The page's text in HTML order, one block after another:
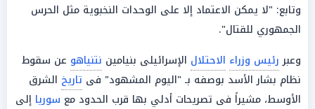
وتابع: "لا يمكن الاعتماد إلا على الوحدات النخبوية مثل الحرس
الجمهوري للقتال".
وعبررئيس وزراء الاحتلال الإسرائيلى بنيامين نتنياهو عن سقوط
نظام بشار الأسد بوصفه بـ "اليوم المشهود" فى تاريخ الشرق
الأوسط، مشيراً فى تصريحات أدلي بها قرب الحدود مع سوريا إلى